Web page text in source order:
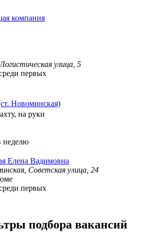
компания
улица, 5
первых
Новоминская)
на руки
неделю
Елена Вадимовна
Советская улица, 24
первых
подбора вакансий